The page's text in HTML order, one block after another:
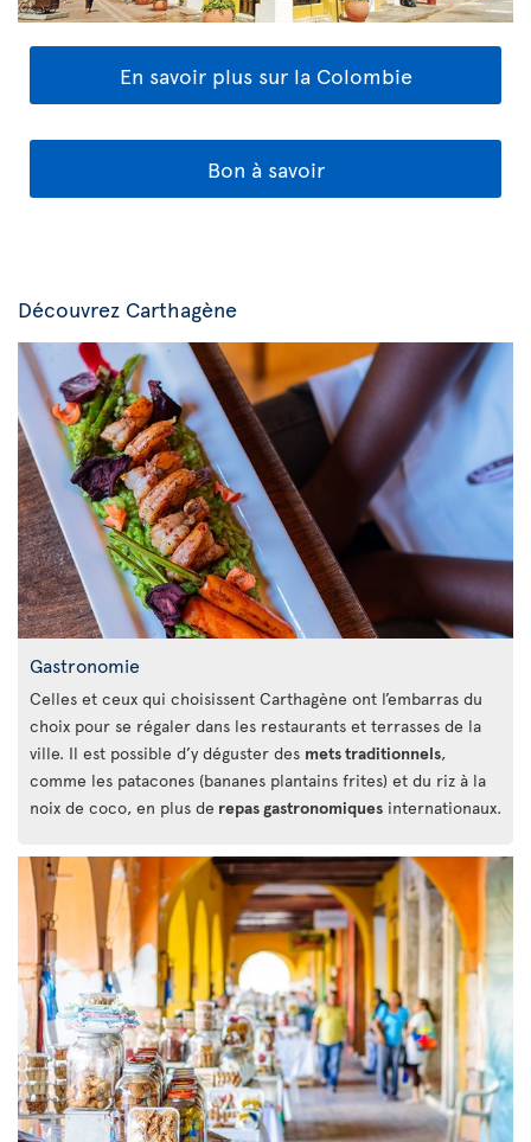
En savoir plus sur la Colombie
Bon à savoir
Découvrez Carthagène
Gastronomie
Celles et ceux qui choisissent Carthagène ont l’embarras du
choix pour se régaler dans les restaurants et terrasses de la
ville. Il est possible d’y déguster des mets traditionnels,
comme les patacones (bananes plantains frites) et du riz à la
noix de coco, en plus de repas gastronomiques internationaux.